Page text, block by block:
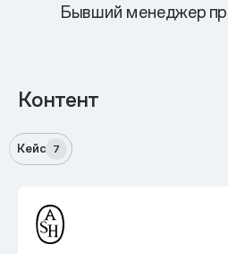
Бывший менеджер
Контент
Кейс 7